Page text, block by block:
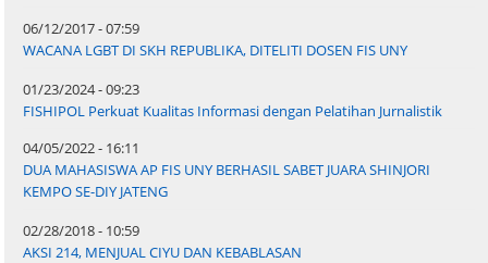
06/12/2017 - 07:59
WACANA LGBT DI SKH REPUBLIKA, DITELITI DOSEN FIS UNY
01/23/2024 - 09:23
FISHIPOL Perkuat Kualitas Informasi dengan Pelatihan Jurnalistik
04/05/2022 - 16:11
DUA MAHASISWA AP FIS UNY BERHASIL SABET JUARA SHINJORI
KEMPO SE-DIY JATENG
02/28/2018 - 10:59
AKSI 214, MENJUAL CIYU DAN KEBABLASAN